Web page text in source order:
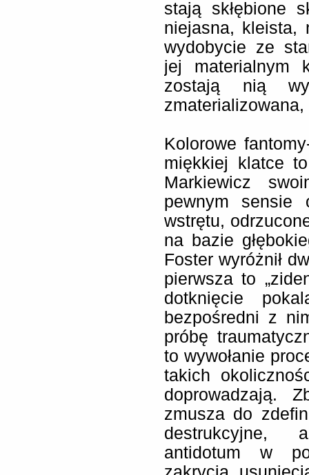
stają skłębione
niejasna, kleista,
wydobycie ze
jej materialnym
zostają nią
Kolorowe
miękkiej klatce
Markiewicz
pewnym sensie
wstrętu,
na bazie
Foster wyróżnił
pierwsza to
dotknięcie
bezpośredni z
próbę
to wywołanie
takich
doprowadzają.
zmusza do
destrukcyjne,
antidotum w